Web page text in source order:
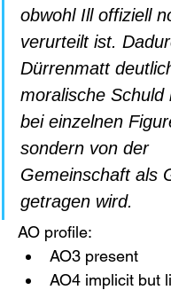
obwohl Ill offiziell
verurteilt ist.
Dürrenmatt
moralische Schuld
bei einzelnen
sondern von der
Gemeinschaft als
getragen wird.
AO profile:
AO3 present
AO4 implicit but